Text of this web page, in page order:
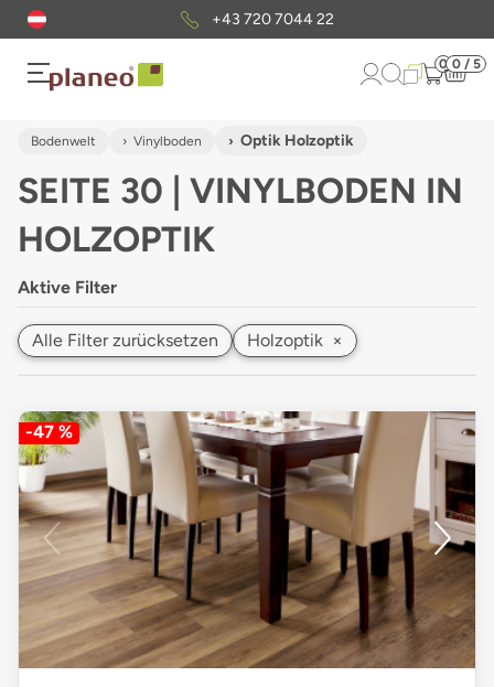
KostenloserMusterversand
0 0 / 5
Bodenwelt Vinylboden Optik Holzoptik
SEITE 30 | VINYLBODEN IN
HOLZOPTIK
Aktive Filter
Alle Filter zurücksetzen Holzoptik ×
-47 %